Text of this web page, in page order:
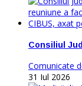
Consiliul
Comunicate
31 Iul 2026